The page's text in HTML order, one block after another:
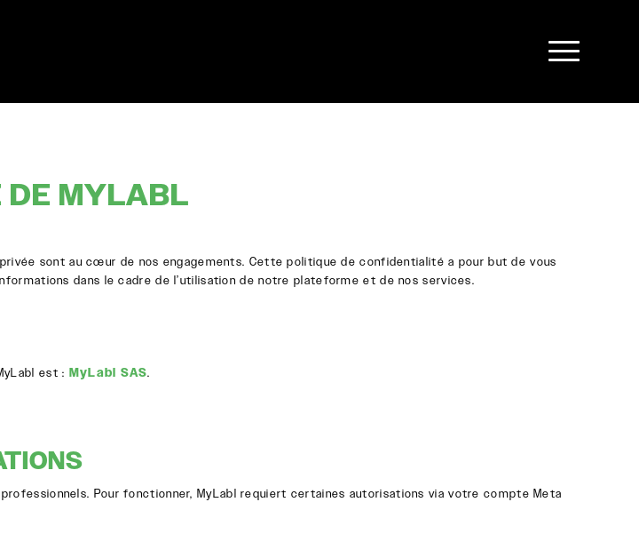
DE MYLABL
sont au cœur de nos engagements. Cette politique de confidentialité a pour but de vous
dans le cadre de l’utilisation de notre plateforme et de nos services.
est : MyLabl SAS.
Pour fonctionner, MyLabl requiert certaines autorisations via votre compte Meta